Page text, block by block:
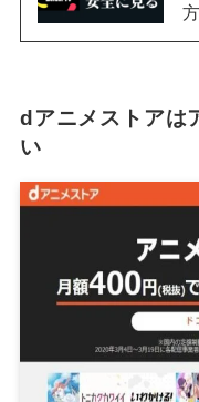
dアニメストアは
い